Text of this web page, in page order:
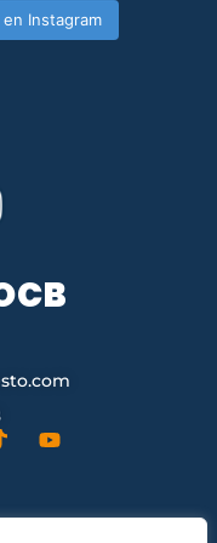
en Instagram